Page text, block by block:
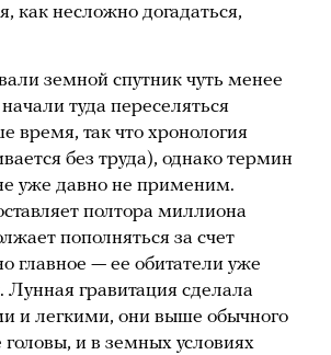
как несложно догадаться,
земной спутник чуть менее
туда переселяться
время, так что хронология
без труда), однако термин
уже давно не применим.
полтора миллиона
пополняться за счет
главное — ее обитатели уже
гравитация сделала
и легкими, они выше обычного
головы, и в земных условиях